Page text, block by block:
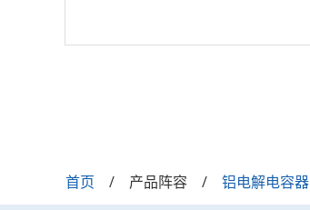
首页 产品阵容 铝电解电容器